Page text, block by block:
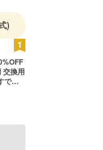
)
交換用
でに
れは